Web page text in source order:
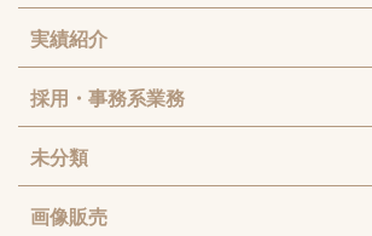
実績紹介
採用・事務系業務
未分類
画像販売